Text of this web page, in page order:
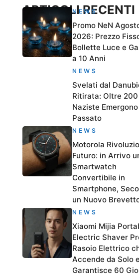
ARTICOLI RECENTI
NEWS
Promo NeN
2026: Prezzo
Bollette Luce e
a 10 Anni
NEWS
Svelati dal
Ritirata: Oltre
Naziste
Passato
NEWS
Motorola
Futuro: in Arrivo
Smartwatch
Convertibile in
Smartphone,
un Nuovo
NEWS
Xiaomi Mijia
Electric Shaver
Rasoio Elettrico
Accende da Solo e
Garantisce 60